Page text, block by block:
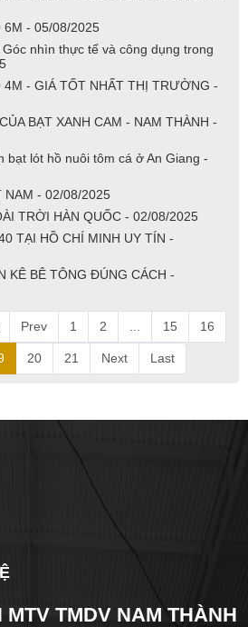
6M - 05/08/2025
nhìn thực tế và công dụng trong
4M - GIÁ TỐT NHẤT THỊ TRƯỜNG -
BẠT XANH CAM - NAM THÀNH -
bạt lót hồ nuôi tôm cá ở An Giang -
NAM - 02/08/2025
TRỜI HÀN QUỐC - 02/08/2025
TẠI HỒ CHÍ MINH UY TÍN -
KÊ BÊ TÔNG ĐÚNG CÁCH -
Prev 1 2 15 16
20 21 Next Last
MTV TMDV NAM THÀNH